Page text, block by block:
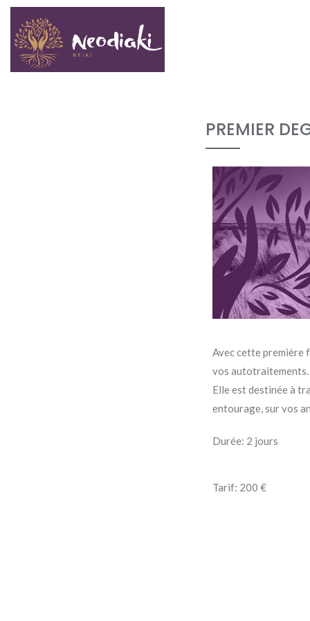
PREMIER
Avec cette première
vos autotraitements.
Elle est destinée à
entourage, sur vos
Durée: 2 jours
Tarif: 200 €